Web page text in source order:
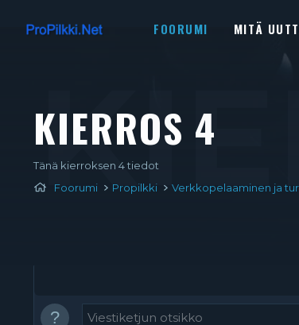
FOORUMI MITÄ
KIERROS 4
Tänä kierroksen 4 tiedot
Foorumi
Propilkki Verkkopelaaminen ja